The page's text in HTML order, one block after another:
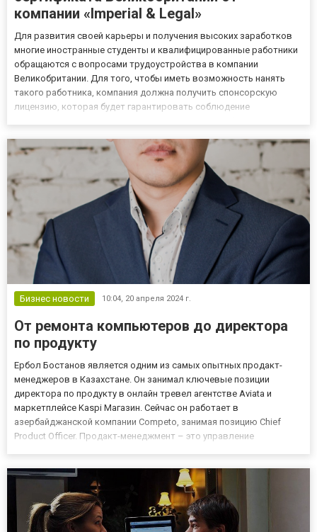
компании «Imperial & Legal»
Для развития своей карьеры и получения высоких заработков
многие иностранные студенты и квалифицированные работники
обращаются с вопросами трудоустройства в компании
Великобритании. Для того, чтобы иметь возможность нанять
такого работника, компания должна получить спонсорскую
лицензию, которая будет гарантировать соблюдение
сотрудников из других...
Бизнес новости 10:04, 20 апреля 2024 г.
От ремонта компьютеров до директора
по продукту
Ербол Бостанов является одним из самых опытных продакт-
менеджеров в Казахстане. Он занимал ключевые позиции
директора по продукту в онлайн тревел агентстве Aviata и
маркетплейсе Kaspi Магазин. Сейчас он работает в
азербайджанской компании Competo, занимая позицию Chief
Product Officer. Продакт-менеджмент – это управление
работает с командами д...